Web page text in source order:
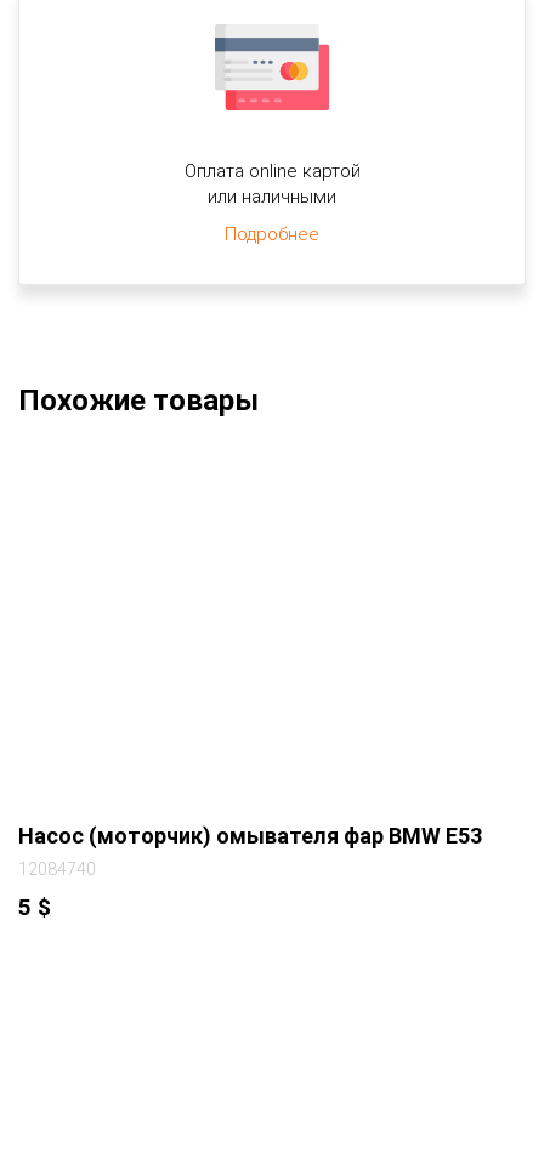
Оплата online картой
или наличными
Подробнее
Похожие товары
Насос (моторчик) омывателя фар BMW E53
12084740
5 $